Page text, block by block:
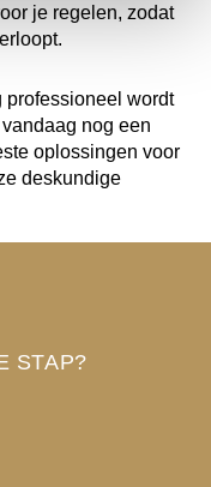
je regelen, zodat
professioneel wordt
nog een
oplossingen voor
deskundige
STAP?